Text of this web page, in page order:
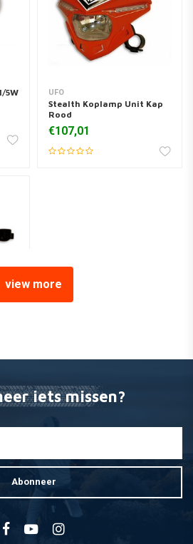
5W
UFO
Stealth Koplamp Unit Kap
Rood
€107,01
view more
iets missen?
Abonneer